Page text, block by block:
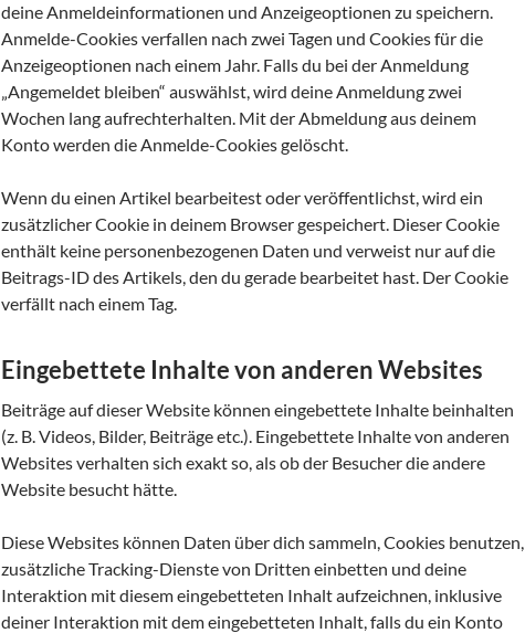
deine Anmeldeinformationen und Anzeigeoptionen zu speichern.
Anmelde-Cookies verfallen nach zwei Tagen und Cookies für die
Anzeigeoptionen nach einem Jahr. Falls du bei der Anmeldung
„Angemeldet bleiben“ auswählst, wird deine Anmeldung zwei
Wochen lang aufrechterhalten. Mit der Abmeldung aus deinem
Konto werden die Anmelde-Cookies gelöscht.
Wenn du einen Artikel bearbeitest oder veröffentlichst, wird ein
zusätzlicher Cookie in deinem Browser gespeichert. Dieser Cookie
enthält keine personenbezogenen Daten und verweist nur auf die
Beitrags-ID des Artikels, den du gerade bearbeitet hast. Der Cookie
verfällt nach einem Tag.
Eingebettete Inhalte von anderen Websites
Beiträge auf dieser Website können eingebettete Inhalte beinhalten
(z. B. Videos, Bilder, Beiträge etc.). Eingebettete Inhalte von anderen
Websites verhalten sich exakt so, als ob der Besucher die andere
Website besucht hätte.
Diese Websites können Daten über dich sammeln, Cookies benutzen,
zusätzliche Tracking-Dienste von Dritten einbetten und deine
Interaktion mit diesem eingebetteten Inhalt aufzeichnen, inklusive
deiner Interaktion mit dem eingebetteten Inhalt, falls du ein Konto